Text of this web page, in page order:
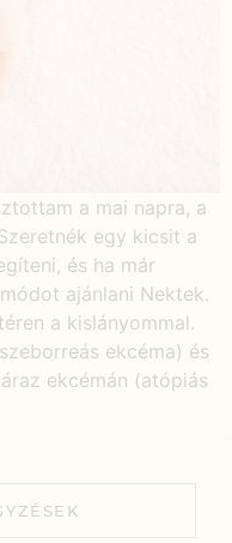
a mai napra, a
egy kicsit a
és ha már
ajánlani Nektek.
a kislányommal.
ekcéma) és
ekcémán (atópiás